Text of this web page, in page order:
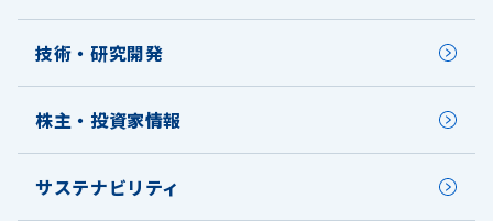
技術・研究開発
株主・投資家情報
サステナビリティ